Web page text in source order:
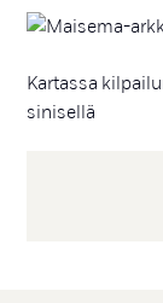
Kartassa
sinisellä